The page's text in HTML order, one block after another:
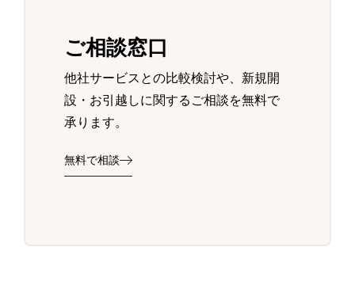
ご相談窓口
他社サービスとの比較検討や、新規開
設・お引越しに関するご相談を無料で
承ります。
無料で相談